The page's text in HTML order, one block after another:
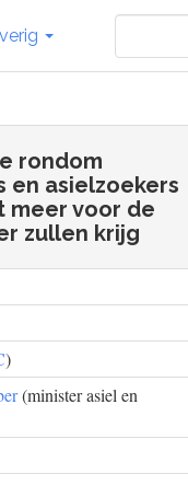
rondom
asielzoekers
meer voor de
zullen krijg
)
(minister asiel en